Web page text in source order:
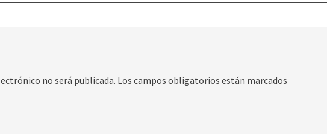
no será publicada. Los campos obligatorios están marcados